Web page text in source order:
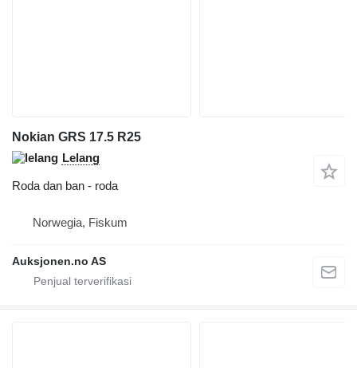
Nokian GRS 17.5 R25
Lelang
Roda dan ban - roda
Norwegia, Fiskum
Auksjonen.no AS